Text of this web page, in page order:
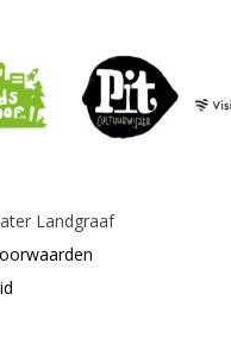
Landgraaf